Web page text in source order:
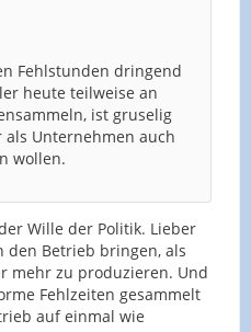
Fehlstunden dringend
heute teilweise an
ist gruselig
Unternehmen auch
wollen.
Wille der Politik. Lieber
den Betrieb bringen, als
mehr zu produzieren. Und
Fehlzeiten gesammelt
auf einmal wie